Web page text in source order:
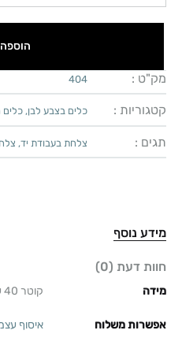
מק"ט : 404
קטגוריות : כלים בצבע לבן, כלים
תגים : צלחת בעבודת יד,
מידע נוסף
חוות דעת (0)
מידה קוטר 40 עומק 8 ס"מ
אפשרות משלוח איסוף